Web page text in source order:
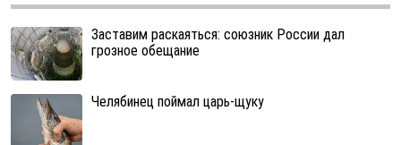
Заставим раскаяться: союзник России дал
грозное обещание
Челябинец поймал царь-щуку